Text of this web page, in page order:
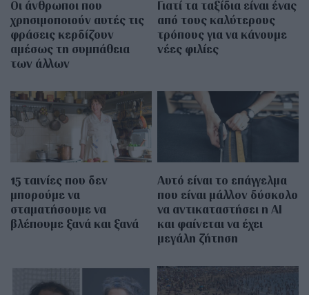
Οι άνθρωποι που
χρησιμοποιούν αυτές τις
φράσεις κερδίζουν
αμέσως τη συμπάθεια
των άλλων
Γιατί τα ταξίδια είναι ένας
από τους καλύτερους
τρόπους για να κάνουμε
νέες φιλίες
15 ταινίες που δεν
μπορούμε να
σταματήσουμε να
βλέπουμε ξανά και ξανά
Αυτό είναι το επάγγελμα
που είναι μάλλον δύσκολο
να αντικαταστήσει η AI
και φαίνεται να έχει
μεγάλη ζήτηση